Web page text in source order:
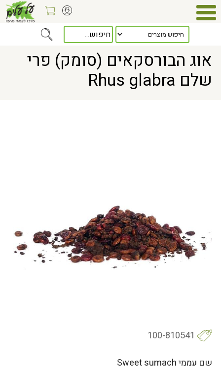
> אוג הבורסקאים (סומק) פרי שלם Rhus glabra
אוג הבורסקאים (סומק) פרי
שלם Rhus glabra
100-810541
שם עממי Sweet sumach